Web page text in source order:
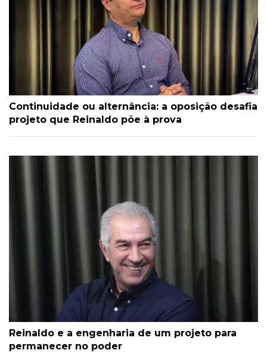
Continuidade ou alternância: a oposição desafia
projeto que Reinaldo põe à prova
Reinaldo e a engenharia de um projeto para
permanecer no poder